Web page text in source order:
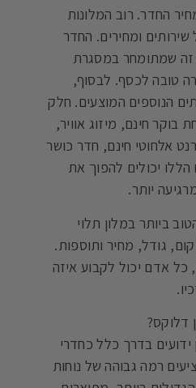
החדר. רוב המלונות
ומחירים. החדר
זה שמתומחר במסגרת
טובה לכסף. לבסוף,
הנוספים המוצעים. חלק
בוקר חינם, מיזוג אוויר,
אלחוטי חינם, חדר כושר
יכולים להפוך את
יותר.
ביותר במלון תלוי
גודל, מחיר ותוספות.
אדם יכול לקבוע איזה
דלוקס?
בדרך כלל כחדרי
רמה גבוהה של נוחות